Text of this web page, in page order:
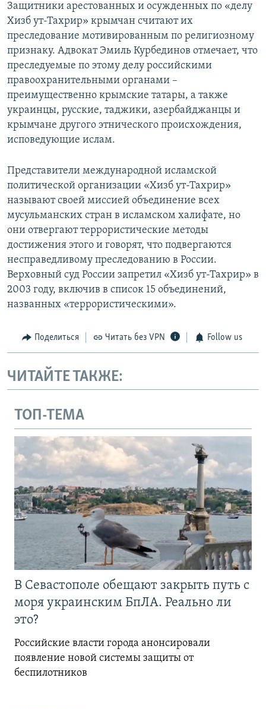
Защитники арестованных и осужденных по «делу
Хизб ут-Тахрир» крымчан считают их
преследование мотивированным по религиозному
признаку. Адвокат Эмиль Курбединов отмечает, что
преследуемые по этому делу российскими
правоохранительными органами –
преимущественно крымские татары, а также
украинцы, русские, таджики, азербайджанцы и
крымчане другого этнического происхождения,
исповедующие ислам.
Представители международной исламской
политической организации «Хизб ут-Тахрир»
называют своей миссией объединение всех
мусульманских стран в исламском халифате, но
они отвергают террористические методы
достижения этого и говорят, что подвергаются
несправедливому преследованию в России.
Верховный суд России запретил «Хизб ут-Тахрир» в
2003 году, включив в список 15 объединений,
названных «террористическими».
Поделиться Читать без VPN Follow us
ЧИТАЙТЕ ТАКЖЕ:
ТОП-ТЕМА
В Севастополе обещают закрыть путь с
моря украинским БпЛА. Реально ли
это?
Российские власти города анонсировали
появление новой системы защиты от
беспилотников